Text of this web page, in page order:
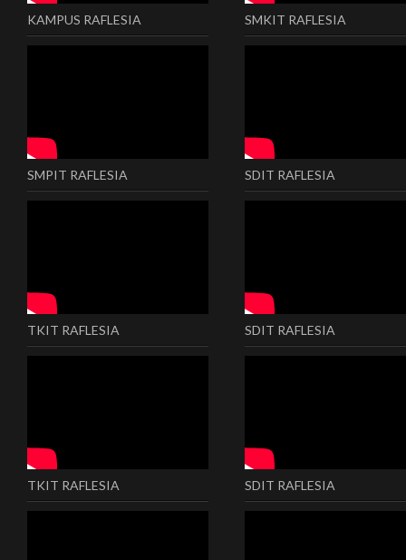
KAMPUS RAFLESIA
SMPIT RAFLESIA
TKIT RAFLESIA
TKIT RAFLESIA
SMKIT RAFLESIA
SDIT RAFLESIA
SDIT RAFLESIA
SDIT RAFLESIA